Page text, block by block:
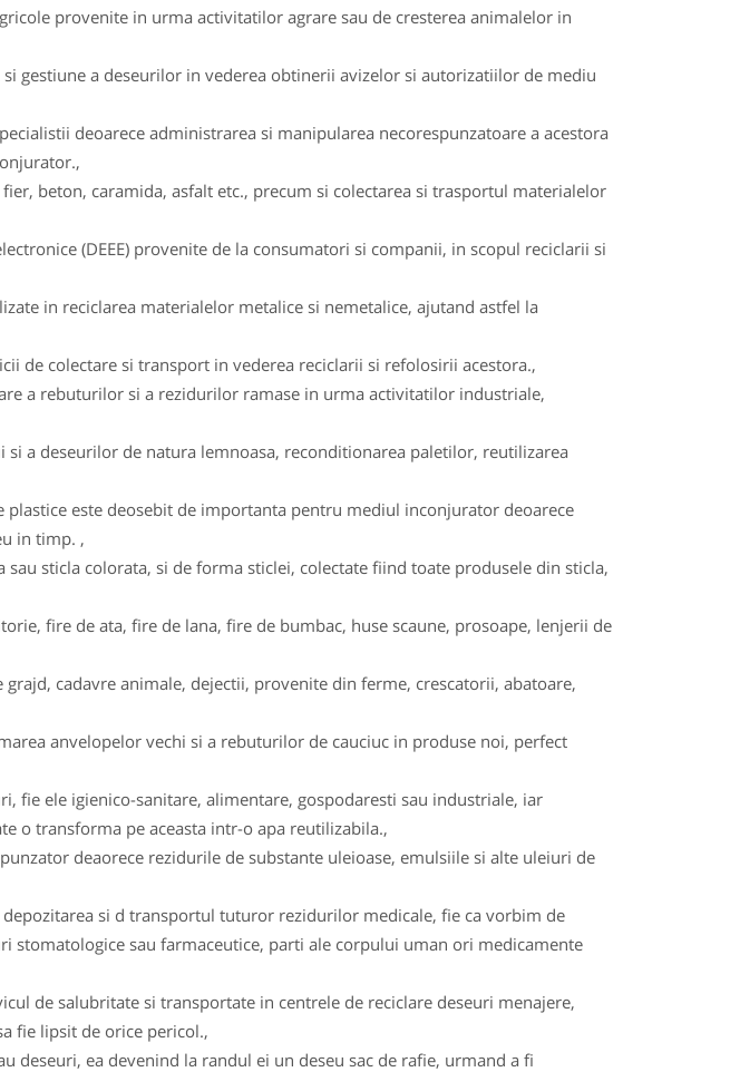
provenite in urma activitatilor agrare sau de cresterea animalelor in
gestiune a deseurilor in vederea obtinerii avizelor si autorizatiilor de mediu
deoarece administrarea si manipularea necorespunzatoare a acestora
beton, caramida, asfalt etc., precum si colectarea si trasportul materialelor
(DEEE) provenite de la consumatori si companii, in scopul reciclarii si
in reciclarea materialelor metalice si nemetalice, ajutand astfel la
de colectare si transport in vederea reciclarii si refolosirii acestora.,
a rebuturilor si a rezidurilor ramase in urma activitatilor industriale,
a deseurilor de natura lemnoasa, reconditionarea paletilor, reutilizarea
plastice este deosebit de importanta pentru mediul inconjurator deoarece
in timp. ,
sticla colorata, si de forma sticlei, colectate fiind toate produsele din sticla,
fire de ata, fire de lana, fire de bumbac, huse scaune, prosoape, lenjerii de
cadavre animale, dejectii, provenite din ferme, crescatorii, abatoare,
anvelopelor vechi si a rebuturilor de cauciuc in produse noi, perfect
fie ele igienico-sanitare, alimentare, gospodaresti sau industriale, iar
o transforma pe aceasta intr-o apa reutilizabila.,
deaorece rezidurile de substante uleioase, emulsiile si alte uleiuri de
si d transportul tuturor rezidurilor medicale, fie ca vorbim de
stomatologice sau farmaceutice, parti ale corpului uman ori medicamente
de salubritate si transportate in centrele de reciclare deseuri menajere,
fie lipsit de orice pericol.,
deseuri, ea devenind la randul ei un deseu sac de rafie, urmand a fi